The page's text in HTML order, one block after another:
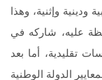
وإثنية، وهذا
عليه، شاركه في
تقليدية، أما بعد
الدولة الوطنية